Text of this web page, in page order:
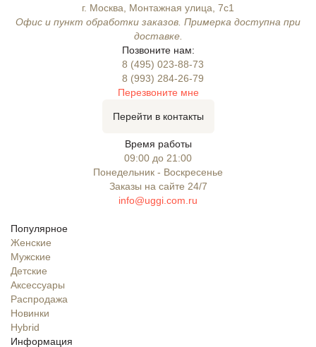
г. Москва, Монтажная улица, 7с1
Офис и пункт обработки заказов. Примерка доступна при
доставке.
Позвоните нам:
8 (495) 023-88-73
8 (993) 284-26-79
Перезвоните мне
Перейти в контакты
Время работы
09:00 до 21:00
Понедельник - Воскресенье
Заказы на сайте 24/7
info@uggi.com.ru
Популярное
Женские
Мужские
Детские
Аксессуары
Распродажа
Новинки
Hybrid
Информация